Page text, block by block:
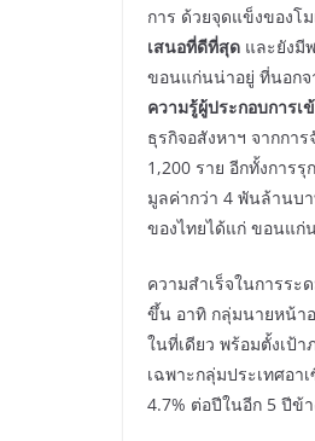
การ ด้วยจุดแข็งของโ
เสนอที่ดีที่สุด และยังมี
ขอนแก่นน่าอยู่ ที่นอกจ
ความรู้ผู้ประกอบการเ
ธุรกิจอสังหาฯ จากกา
1,200 ราย อีกทั้งการรุ
มูลค่ากว่า 4 พันล้านบ
ของไทยได้แก่ ขอนแก่
ความสำเร็จในการร
ขึ้น อาทิ กลุ่มนายหน้า
ในที่เดียว พร้อมตั้งเป้
เฉพาะกลุ่มประเทศอา
4.7% ต่อปีในอีก 5 ปีข้